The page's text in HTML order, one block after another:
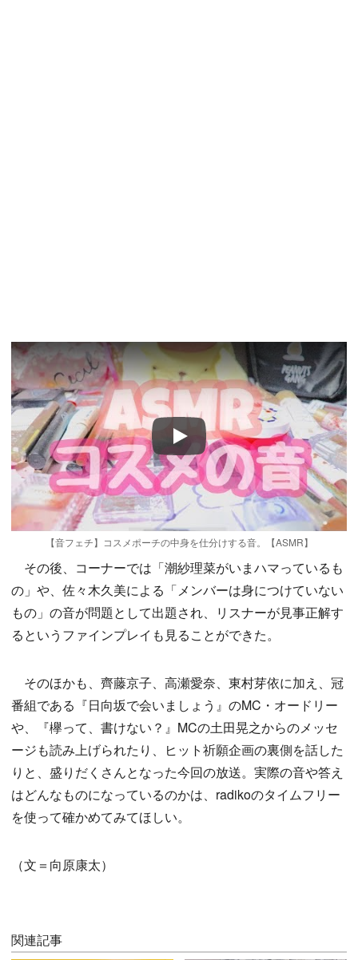
Play
【音フェチ】コスメポーチの中身を仕分けする音。【ASMR】
その後、コーナーでは「潮紗理菜がいまハマっているも
の」や、佐々木久美による「メンバーは身につけていない
もの」の音が問題として出題され、リスナーが見事正解す
るというファインプレイも見ることができた。
そのほかも、齊藤京子、高瀬愛奈、東村芽依に加え、冠
番組である『日向坂で会いましょう』のMC・オードリー
や、『欅って、書けない？』MCの土田晃之からのメッセ
ージも読み上げられたり、ヒット祈願企画の裏側を話した
りと、盛りだくさんとなった今回の放送。実際の音や答え
はどんなものになっているのかは、radikoのタイムフリー
を使って確かめてみてほしい。
（文＝向原康太）
関連記事